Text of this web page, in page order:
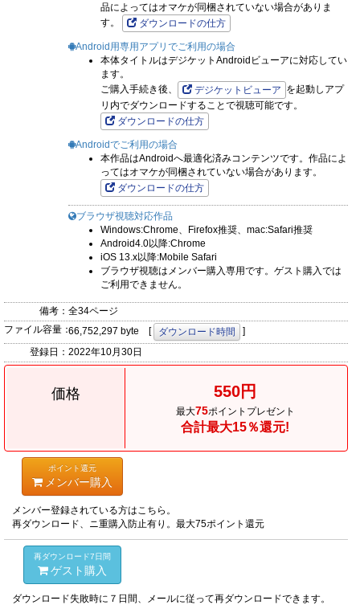
品によってはオマケが同梱されていない場合がありま
す。
ダウンロードの仕方
Android用専用アプリでご利用の場合
本体タイトルはデジケットAndroidビューアに対応してい
ます。
ご購入手続き後、
デジケットビューア を起動しアプ
リ内でダウンロードすることで視聴可能です。
ダウンロードの仕方
Androidでご利用の場合
本作品はAndroidへ最適化済みコンテンツです。作品によ
ってはオマケが同梱されていない場合があります。
ダウンロードの仕方
ブラウザ視聴対応作品
Windows:Chrome、Firefox推奨、mac:Safari推奨
Android4.0以降:Chrome
iOS 13.x以降:Mobile Safari
ブラウザ視聴はメンバー購入専用です。ゲスト購入では
ご利用できません。
備考： 全34ページ
ファイル容量：66,752,297 byte [ ダウンロード時間
]
登録日： 2022年10月30日
価格 550円
最大75ポイントプレゼント
合計最大15％還元!
ポイント還元
メンバー購入
メンバー登録されている方はこちら。
再ダウンロード、ニ重購入防止有り。最大75ポイント還元
再ダウンロード7日間
ゲスト購入
ダウンロード失敗時に７日間、メールに従って再ダウンロードできます。